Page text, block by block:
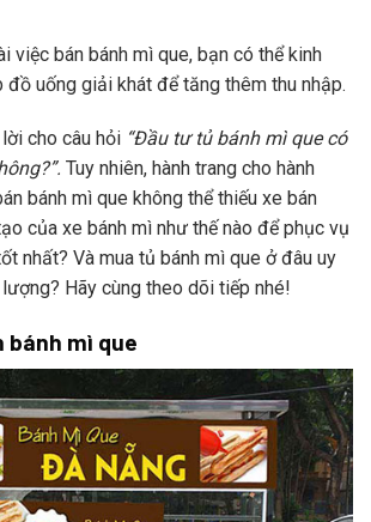
việc bán bánh mì que, bạn có thể kinh
đồ uống giải khát để tăng thêm thu nhập.
cho câu hỏi “Đầu tư tủ bánh mì que có
Tuy nhiên, hành trang cho hành
bánh mì que không thể thiếu xe bán
của xe bánh mì như thế nào để phục vụ
nhất? Và mua tủ bánh mì que ở đâu uy
Hãy cùng theo dõi tiếp nhé!
bánh mì que